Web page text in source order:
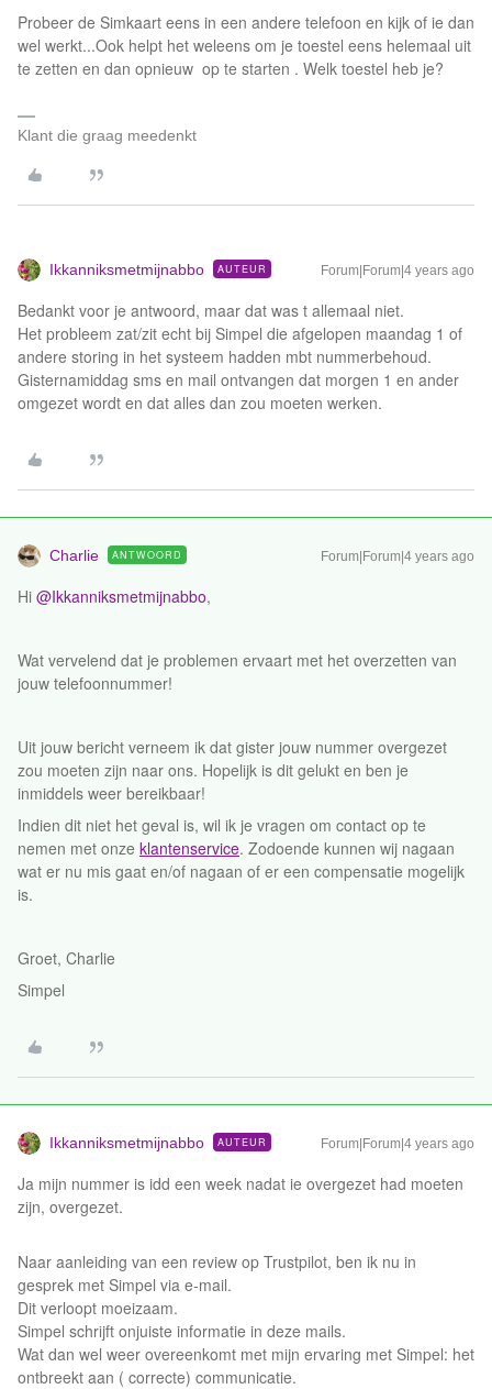
Probeer de Simkaart eens in een andere telefoon en kijk of ie dan
wel werkt...Ook helpt het weleens om je toestel eens helemaal uit
te zetten en dan opnieuw op te starten . Welk toestel heb je?
Klant die graag meedenkt
Ikkanniksmetmijnabbo AUTEUR Forum|Forum|4 years ago
Bedankt voor je antwoord, maar dat was t allemaal niet.
Het probleem zat/zit echt bij Simpel die afgelopen maandag 1 of
andere storing in het systeem hadden mbt nummerbehoud.
Gisternamiddag sms en mail ontvangen dat morgen 1 en ander
omgezet wordt en dat alles dan zou moeten werken.
Charlie ANTWOORD Forum|Forum|4 years ago
Hi @Ikkanniksmetmijnabbo,
Wat vervelend dat je problemen ervaart met het overzetten van
jouw telefoonnummer!
Uit jouw bericht verneem ik dat gister jouw nummer overgezet
zou moeten zijn naar ons. Hopelijk is dit gelukt en ben je
inmiddels weer bereikbaar!
Indien dit niet het geval is, wil ik je vragen om contact op te
nemen met onze klantenservice. Zodoende kunnen wij nagaan
wat er nu mis gaat en/of nagaan of er een compensatie mogelijk
is.
Groet, Charlie
Simpel
Ikkanniksmetmijnabbo AUTEUR Forum|Forum|4 years ago
Ja mijn nummer is idd een week nadat ie overgezet had moeten
zijn, overgezet.
Naar aanleiding van een review op Trustpilot, ben ik nu in
gesprek met Simpel via e-mail.
Dit verloopt moeizaam.
Simpel schrijft onjuiste informatie in deze mails.
Wat dan wel weer overeenkomt met mijn ervaring met Simpel: het
ontbreekt aan ( correcte) communicatie.